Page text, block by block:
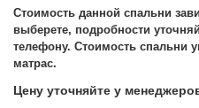
Стоимость данной спальни
выберете, подробности
телефону. Стоимость спальни
матрас.
Цену уточняйте у